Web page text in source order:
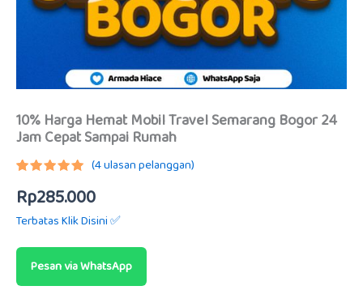
10% Harga Hemat Mobil Travel Semarang Bogor 24
Jam Cepat Sampai Rumah
5.00dari
5
berdasarkan
penilaian
(4ulasan pelanggan)
Rp285.000
Terbatas Klik Disini ✅
Pesan via WhatsApp